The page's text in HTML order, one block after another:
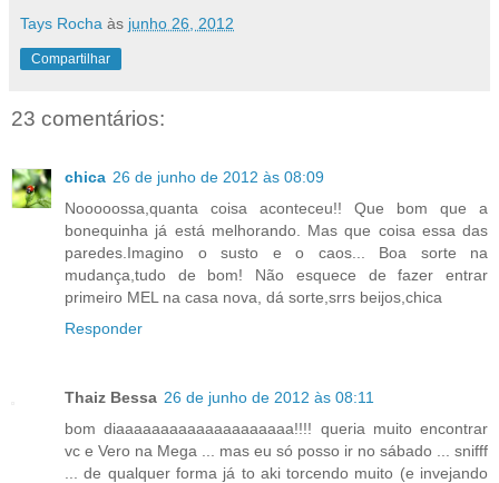
Tays Rocha às junho 26, 2012
Compartilhar
23 comentários:
chica 26 de junho de 2012 às 08:09
Nooooossa,quanta coisa aconteceu!! Que bom que a
bonequinha já está melhorando. Mas que coisa essa das
paredes.Imagino o susto e o caos... Boa sorte na
mudança,tudo de bom! Não esquece de fazer entrar
primeiro MEL na casa nova, dá sorte,srrs beijos,chica
Responder
Thaiz Bessa 26 de junho de 2012 às 08:11
bom diaaaaaaaaaaaaaaaaaaaa!!!! queria muito encontrar
vc e Vero na Mega ... mas eu só posso ir no sábado ... snifff
... de qualquer forma já to aki torcendo muito (e invejando